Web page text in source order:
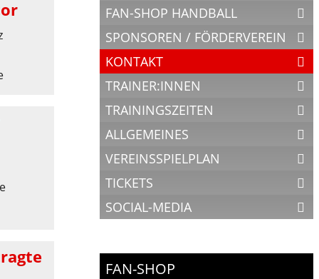
FAN-SHOP HANDBALL
SPONSOREN / FÖRDERVEREIN
KONTAKT
TRAINER:INNEN
TRAININGSZEITEN
ALLGEMEINES
VEREINSSPIELPLAN
TICKETS
SOCIAL-MEDIA
FAN-SHOP